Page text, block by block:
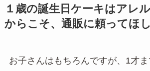
１歳の誕生日ケーキはアレ
からこそ、通販に頼ってほ
お子さんはもちろんですが、1才